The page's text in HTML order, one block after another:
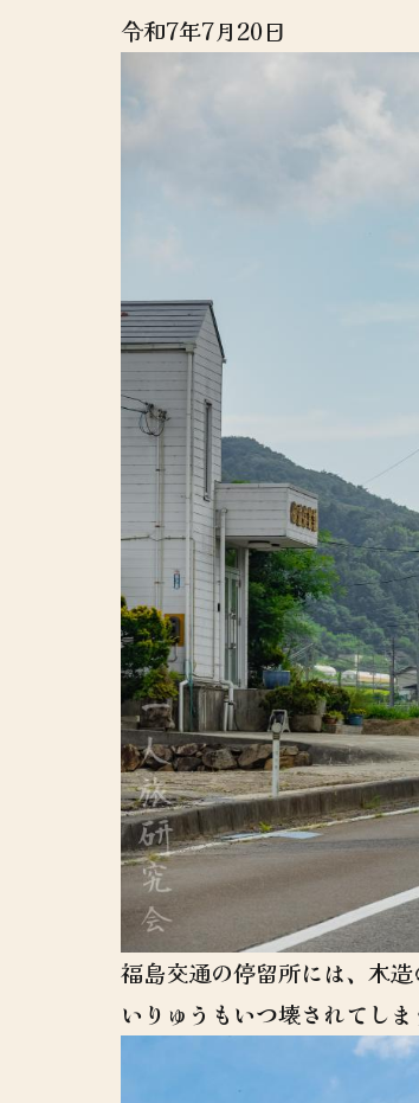
令和7年7月20日
福島交通の停留所には、木
いりゅうもいつ壊されてし